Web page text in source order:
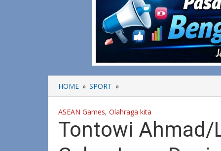
HOME » SPORT »
Ahmad/Liliyana
Sabet
Gelar
Juara
Dunia
ASEAN Games, Olahraga kita
Tontowi Ahmad/